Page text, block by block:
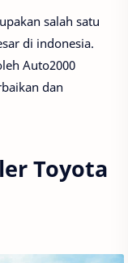
salah satu
di indonesia.
Auto2000
dan
Toyota